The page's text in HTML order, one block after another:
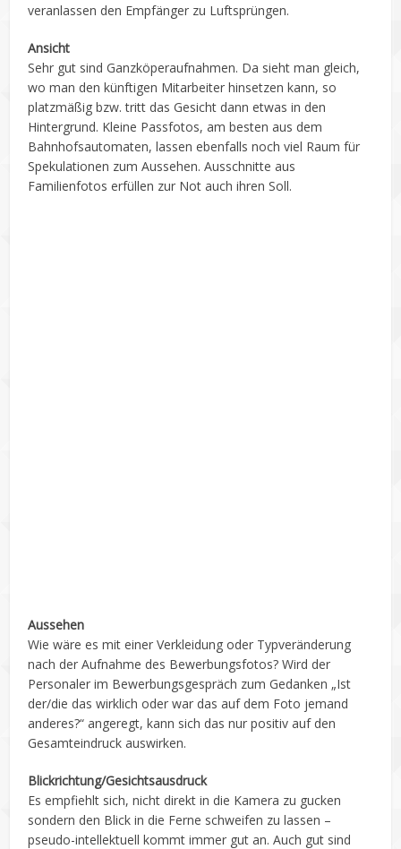
veranlassen den Empfänger zu Luftsprüngen.
Ansicht
Sehr gut sind Ganzköperaufnahmen. Da sieht man gleich,
wo man den künftigen Mitarbeiter hinsetzen kann, so
platzmäßig bzw. tritt das Gesicht dann etwas in den
Hintergrund. Kleine Passfotos, am besten aus dem
Bahnhofsautomaten, lassen ebenfalls noch viel Raum für
Spekulationen zum Aussehen. Ausschnitte aus
Familienfotos erfüllen zur Not auch ihren Soll.
Aussehen
Wie wäre es mit einer Verkleidung oder Typveränderung
nach der Aufnahme des Bewerbungsfotos? Wird der
Personaler im Bewerbungsgespräch zum Gedanken „Ist
der/die das wirklich oder war das auf dem Foto jemand
anderes?“ angeregt, kann sich das nur positiv auf den
Gesamteindruck auswirken.
Blickrichtung/Gesichtsausdruck
Es empfiehlt sich, nicht direkt in die Kamera zu gucken
sondern den Blick in die Ferne schweifen zu lassen –
pseudo-intellektuell kommt immer gut an. Auch gut sind